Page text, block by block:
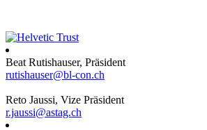
Beat Rutishauser, Präsident
rutishauser@bl-con.ch
Reto Jaussi, Vize Präsident
r.jaussi@astag.ch